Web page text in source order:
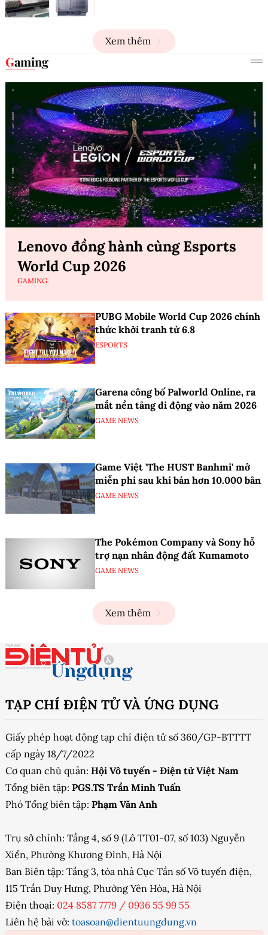
Xem thêm
Gaming
Lenovo đồng hành cùng Esports
World Cup 2026
GAMING
PUBG Mobile World Cup 2026 chính
thức khởi tranh từ 6.8
ESPORTS
Garena công bố Palworld Online, ra
mắt nền tảng di động vào năm 2026
GAME NEWS
Game Việt 'The HUST Banhmi' mở
miễn phí sau khi bán hơn 10.000 bản
GAME NEWS
The Pokémon Company và Sony hỗ
trợ nạn nhân động đất Kumamoto
GAME NEWS
Xem thêm
TẠP CHÍ ĐIỆN TỬ VÀ ỨNG DỤNG
Giấy phép hoạt động tạp chí điện tử số 360/GP-BTTTT
cấp ngày 18/7/2022
Cơ quan chủ quản: Hội Vô tuyến - Điện tử Việt Nam
Tổng biên tập: PGS.TS Trần Minh Tuấn
Phó Tổng biên tập: Phạm Văn Anh
Trụ sở chính: Tầng 4, số 9 (Lô TT01-07, số 103) Nguyễn
Xiển, Phường Khương Đình, Hà Nội
Ban Biên tập: Tầng 3, tòa nhà Cục Tần số Vô tuyến điện,
115 Trần Duy Hưng, Phường Yên Hòa, Hà Nội
Điện thoại: 024 8587 7779 / 0936 55 99 55
Liên hệ bài vở: toasoan@dientuungdung.vn